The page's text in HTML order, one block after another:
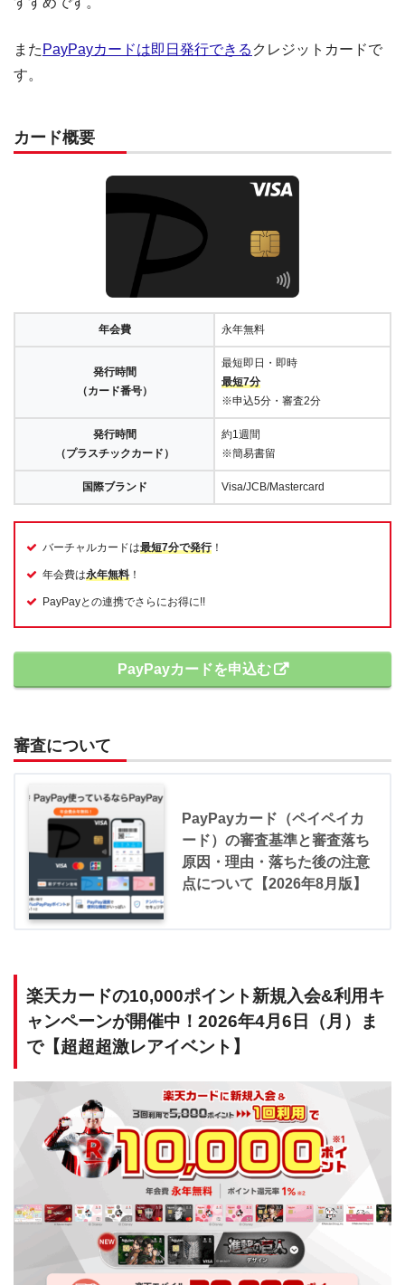
また PayPayカードは即日発行できる クレジットカードで
す。
カード概要
年会費 永年無料
発行時間
（カード番号）
最短即日・即時
最短7分
※申込5分・審査2分
発行時間
（プラスチックカード）
約1週間
※簡易書留
国際ブランド Visa/JCB/Mastercard
バーチャルカードは最短7分で発行！
年会費は永年無料 ！
PayPayとの連携でさらにお得に!!
PayPayカードを申込む
審査について
PayPayカード（ペイペイカ
ード）の審査基準と審査落ち
原因・理由・落ちた後の注意
点について【2026年8月版】
楽天カードの10,000ポイント新規入会&利用キ
ャンペーンが開催中！2026年4月6日（月）ま
で【超超超激レアイベント】